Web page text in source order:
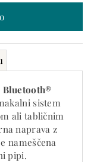
Bluetooth®
sistem
ali tabličnim
naprava z
nameščena
pipi.